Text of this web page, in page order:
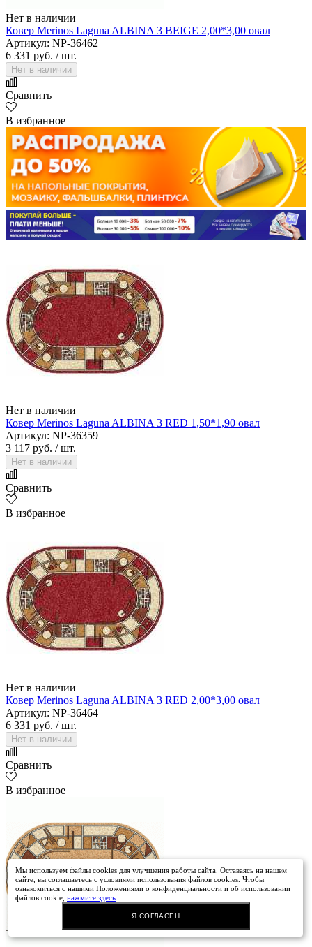
Нет в наличии
Ковер Merinos Laguna ALBINA 3 BEIGE 2,00*3,00 овал
Артикул: NP-36462
6 331 руб. / шт.
Нет в наличии
Сравнить
В избранное
Нет в наличии
Ковер Merinos Laguna ALBINA 3 RED 1,50*1,90 овал
Артикул: NP-36359
3 117 руб. / шт.
Нет в наличии
Сравнить
В избранное
Нет в наличии
Ковер Merinos Laguna ALBINA 3 RED 2,00*3,00 овал
Артикул: NP-36464
6 331 руб. / шт.
Нет в наличии
Сравнить
В избранное
Мы используем файлы cookies для улучшения работы сайта. Оставаясь на нашем
сайте, вы соглашаетесь с условиями использования файлов cookies. Чтобы
ознакомиться с нашими Положениями о конфиденциальности и об использовании
файлов cookie,нажмите здесь
Я СОГЛАСЕН